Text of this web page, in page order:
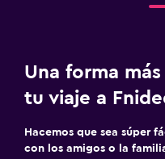
Una forma
tu viaje a
Hacemos que sea súper
con los amigos o la